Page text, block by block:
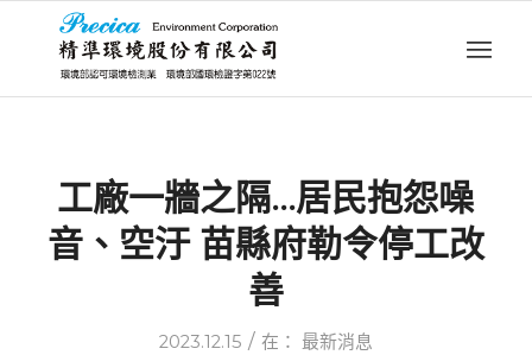
工廠一牆之隔…居民抱怨噪
音、空汙 苗縣府勒令停工改
善
2023.12.15 / 在： 最新消息